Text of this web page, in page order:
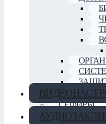
СЕФИРЫ